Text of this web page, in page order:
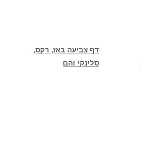
דף צביעה באז, רקס,
סלינקי והם